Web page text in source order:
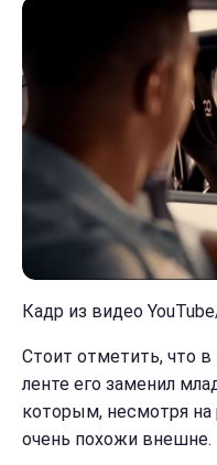
Кадр из видео
Стоит отметить, что
ленте его заменил
которым, несмотря на
очень похожи внешне.